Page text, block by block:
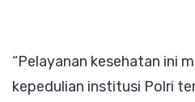
“Pelayanan kesehatan ini
kepedulian institusi Polri